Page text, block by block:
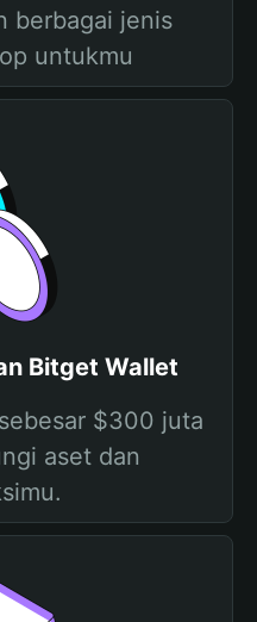
berbagai jenis
untukmu
Bitget Wallet
$300 juta
aset dan